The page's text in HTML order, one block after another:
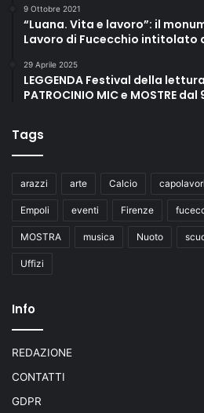
9 Ottobre 2021
“Luana. Vita e lavoro”: il
Lavoro di Fucecchio intitolato
29 Aprile 2025
LEGGENDA Festival della
PATROCINIO MIC e MOSTRE
Tags
arazzi arte Calcio capolavori
Empoli eventi Firenze
MOSTRA musica Nuoto
Uffizi
Info
REDAZIONE
CONTATTI
GDPR